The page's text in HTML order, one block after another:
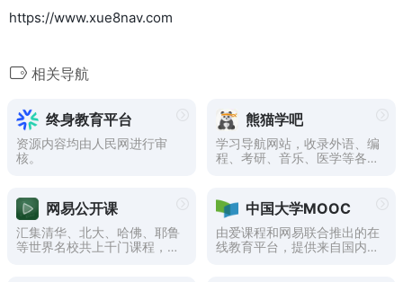
https://www.xue8nav.com
相关导航
终身教育平台
资源内容均由人民网进行审
核。
熊猫学吧
学习导航网站，收录外语、编
程、考研、音乐、医学等各领
网易公开课
汇集清华、北大、哈佛、耶鲁
等世界名校共上千门课程，覆
中国大学MOOC
由爱课程和网易联合推出的在
线教育平台，提供来自国内外